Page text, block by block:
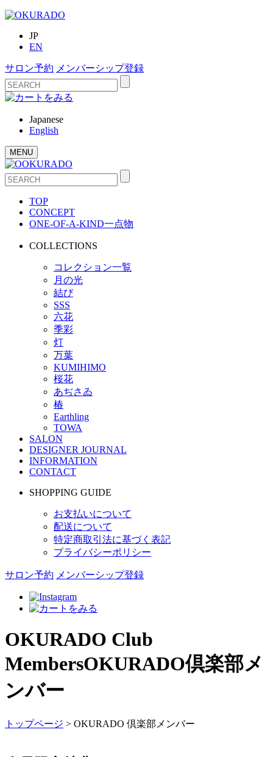
JP
EN
サロン予約 メンバーシップ登録
Japanese
English
MENU
TOP
CONCEPT
ONE-OF-A-KIND一点物
COLLECTIONS
コレクション一覧
月の光
結び
SSS
六花
季彩
灯
万葉
KUMIHIMO
桜花
あぢさゐ
椿
Earthling
TOWA
SALON
DESIGNER JOURNAL
INFORMATION
CONTACT
SHOPPING GUIDE
お支払いについて
配送について
特定商取引法に基づく表記
プライバシーポリシー
サロン予約 メンバーシップ登録
OKURADO Club
MembersOKURADO倶楽部メ
ンバー
トップページ > OKURADO 倶楽部メンバー